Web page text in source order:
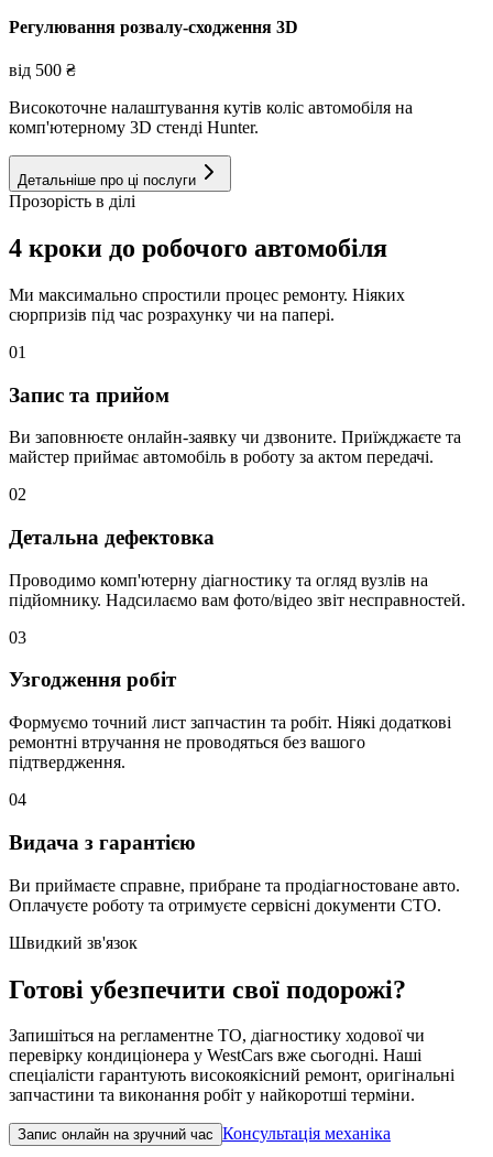
Регулювання розвалу-сходження 3D
від 500 ₴
Високоточне налаштування кутів коліс автомобіля на
комп'ютерному 3D стенді Hunter.
Детальніше про ці послуги
Прозорість в ділі
4 кроки до робочого автомобіля
Ми максимально спростили процес ремонту. Ніяких
сюрпризів під час розрахунку чи на папері.
01
Запис та прийом
Ви заповнюєте онлайн-заявку чи дзвоните. Приїжджаєте та
майстер приймає автомобіль в роботу за актом передачі.
02
Детальна дефектовка
Проводимо комп'ютерну діагностику та огляд вузлів на
підйомнику. Надсилаємо вам фото/відео звіт несправностей.
03
Узгодження робіт
Формуємо точний лист запчастин та робіт. Ніякі додаткові
ремонтні втручання не проводяться без вашого
підтвердження.
04
Видача з гарантією
Ви приймаєте справне, прибране та продіагностоване авто.
Оплачуєте роботу та отримуєте сервісні документи СТО.
Швидкий зв'язок
Готові убезпечити свої подорожі?
Запишіться на регламентне ТО, діагностику ходової чи
перевірку кондиціонера у WestCars вже сьогодні. Наші
спеціалісти гарантують високоякісний ремонт, оригінальні
запчастини та виконання робіт у найкоротші терміни.
Запис онлайн на зручний час Консультація механіка